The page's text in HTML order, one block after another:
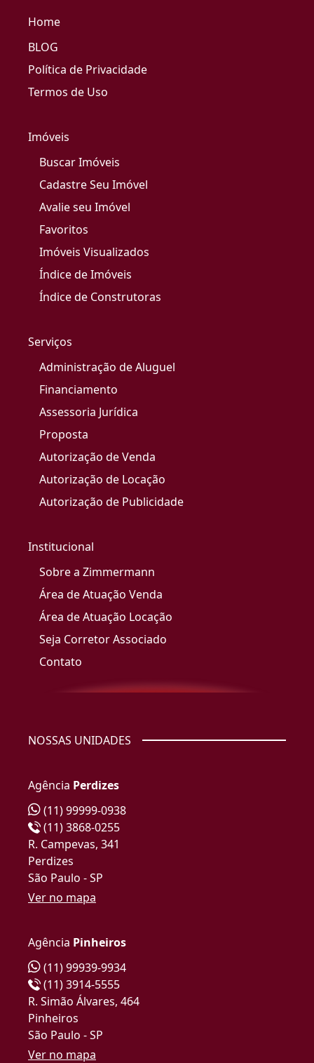
Home
BLOG
Política de Privacidade
Termos de Uso
Imóveis
Buscar Imóveis
Cadastre Seu Imóvel
Avalie seu Imóvel
Favoritos
Imóveis Visualizados
Índice de Imóveis
Índice de Construtoras
Serviços
Administração de Aluguel
Financiamento
Assessoria Jurídica
Proposta
Autorização de Venda
Autorização de Locação
Autorização de Publicidade
Institucional
Sobre a Zimmermann
Área de Atuação Venda
Área de Atuação Locação
Seja Corretor Associado
Contato
NOSSAS UNIDADES
Agência Perdizes
(11) 99999-0938
(11) 3868-0255
R. Campevas, 341
Perdizes
São Paulo - SP
Ver no mapa
Agência Pinheiros
(11) 99939-9934
(11) 3914-5555
R. Simão Álvares, 464
Pinheiros
São Paulo - SP
Ver no mapa